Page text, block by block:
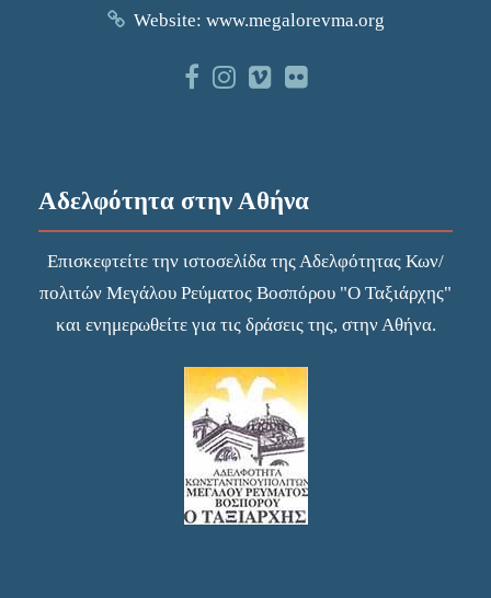
Website: www.megalorevma.org
Αδελφότητα στην Αθήνα
Επισκεφτείτε την ιστοσελίδα της Αδελφότητας Κων/
πολιτών Μεγάλου Ρεύματος Βοσπόρου "Ο Ταξιάρχης"
και ενημερωθείτε για τις δράσεις της, στην Αθήνα.